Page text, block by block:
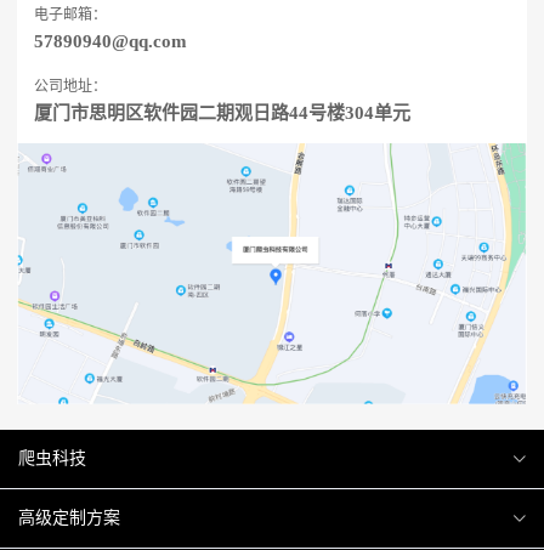
电子邮箱：
57890940@qq.com
公司地址：
厦门市思明区软件园二期观日路44号楼304单元
爬虫科技
爬虫案例
高级定制方案